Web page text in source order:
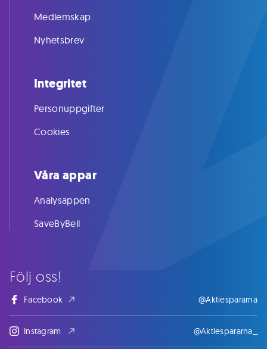
Följ oss!
Facebook @Aktiespararna
Instagram @Aktiespararna_
Medlemskap
Nyhetsbrev
Integritet
Personuppgifter
Cookies
Våra appar
Analysappen
SaveByBell